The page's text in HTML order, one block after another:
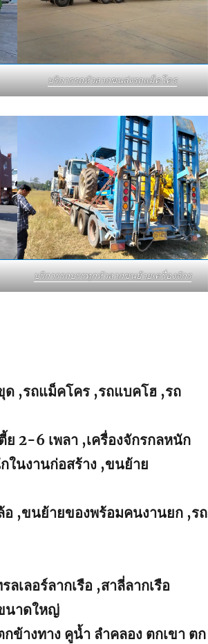
บริการรถหัวลากขนส่งรถแม็คโคร
บริการรถบรรทุกหัวลากขนย้ายเครื่องจักร
ด ,รถแม็คโคร ,รถแบคโฮ ,รถ
ย 2-6 เพลา ,เครื่องจักรกลหนัก
ในงานก่อสร้าง ,ขนย้าย
อ ,ขนย้ายของพร้อมคนงานยก ,รถ
เลอร์ลากเรือ ,สาลี่ลากเรือ
นาดใหญ่
ข้างทาง คูน้ำ ลำคลอง ตกเขา ตก